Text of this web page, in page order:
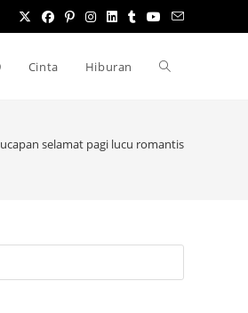
Cinta Hiburan Toggle
ucapan selamat pagi lucu romantis
Escape